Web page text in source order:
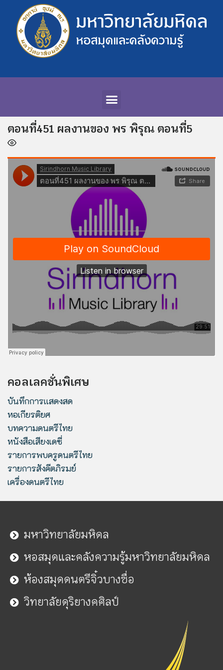
ตอนที่451 ผลงานของ พร พิรุณ ตอนที่5
คอลเลคชั่นพิเศษ
บันทึกการแสดงสด
หอเกียรติยศ
บทความดนตรีไทย
หนังสือเสียงเดซี่
รายการพบครูดนตรีไทย
รายการสังคีตภิรมย์
เครื่องดนตรีไทย
มหาวิทยาลัยมหิดล
หอสมุดและคลังความรู้มหาวิทยาลัยมหิดล
ห้องสมุดดนตรีจิ๋วบางซื่อ
วิทยาลัยดุริยางคศิลป์